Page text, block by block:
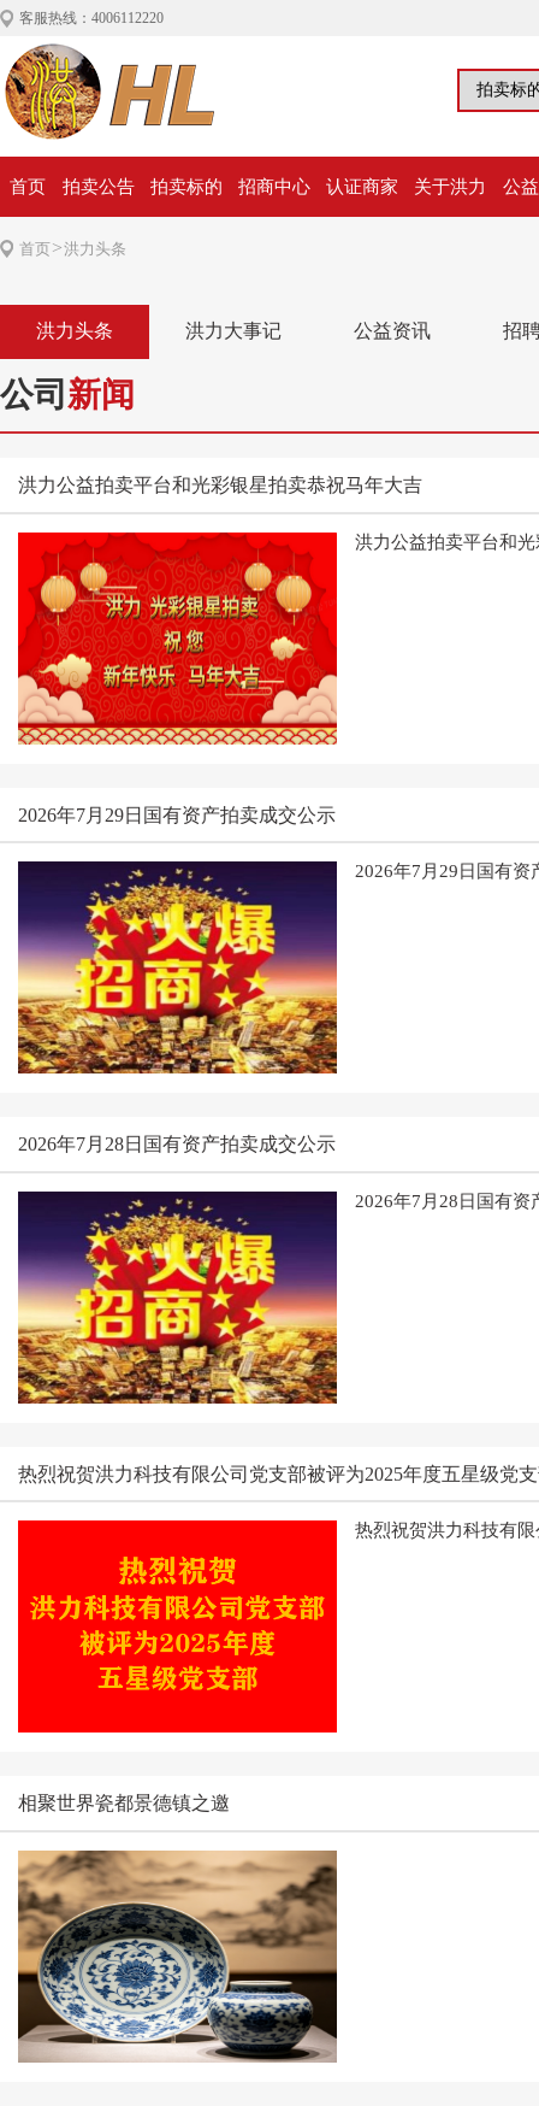
客服热线：4006112220
首页 拍卖公告 拍卖标的 招商中心 认证商家 关于洪力 公
首页>洪力头条
洪力头条 洪力大事记 公益资讯 招
公司 新闻
洪力公益拍卖平台和光彩银星拍卖恭祝马年大吉
洪力公益拍卖平台和
2026年7月29日国有资产拍卖成交公示
2026年7月29日国有资
2026年7月28日国有资产拍卖成交公示
2026年7月28日国有资
热烈祝贺洪力科技有限公司党支部被评为2025年度五星级党
热烈祝贺洪力科技有
相聚世界瓷都景德镇之邀